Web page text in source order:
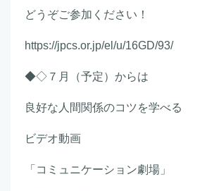
どうぞご参加ください！
https://jpcs.or.jp/el/u/16GD/93/
◆◇７月（予定）からは
良好な人間関係のコツを学べる
ビデオ動画
「コミュニケーション劇場」